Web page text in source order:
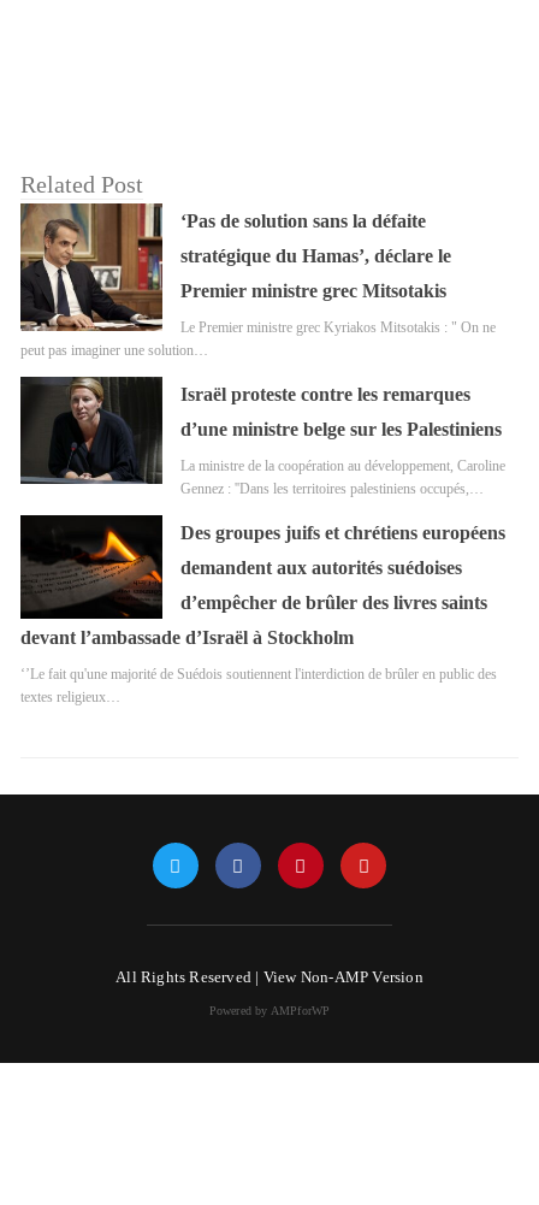
Related Post
‘Pas de solution sans la défaite
stratégique du Hamas’, déclare le
Premier ministre grec Mitsotakis
Le Premier ministre grec Kyriakos Mitsotakis : " On ne
peut pas imaginer une solution…
Israël proteste contre les remarques
d’une ministre belge sur les Palestiniens
La ministre de la coopération au développement, Caroline
Gennez : ''Dans les territoires palestiniens occupés,…
Des groupes juifs et chrétiens européens
demandent aux autorités suédoises
d’empêcher de brûler des livres saints
devant l’ambassade d’Israël à Stockholm
‘’Le fait qu'une majorité de Suédois soutiennent l'interdiction de brûler en public des
textes religieux…
All Rights Reserved | View Non-AMP Version
Powered by AMPforWP